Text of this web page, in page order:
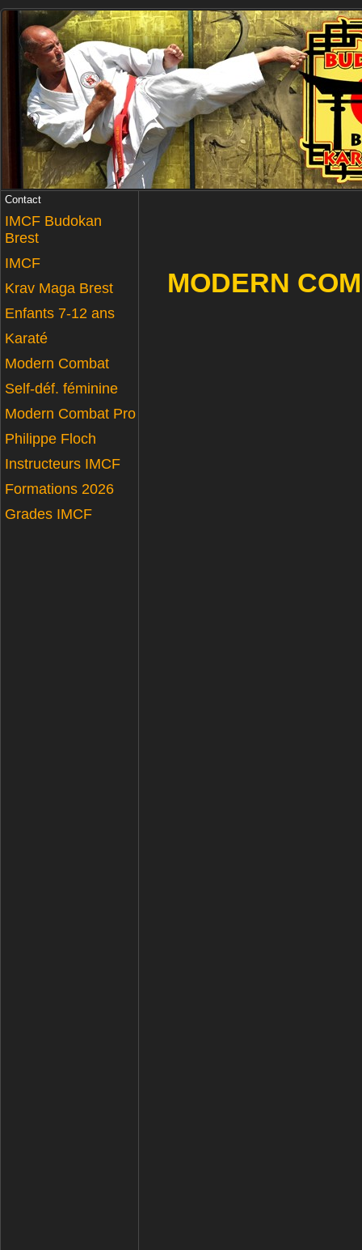
Contact
IMCF Budokan
Brest
IMCF
Krav Maga Brest
Enfants 7-12 ans
Karaté
Modern Combat
Self-déf. féminine
Modern Combat Pro
Philippe Floch
Instructeurs IMCF
Formations 2026
Grades IMCF
MODERN